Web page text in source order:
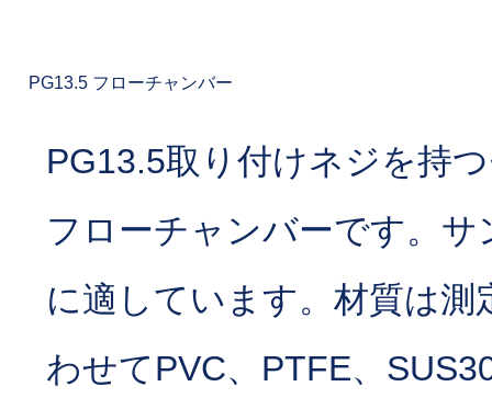
PG13.5 フローチャンバー
PG13.5取り付けネジを持
フローチャンバーです。サ
に適しています。材質は測
わせてPVC、PTFE、